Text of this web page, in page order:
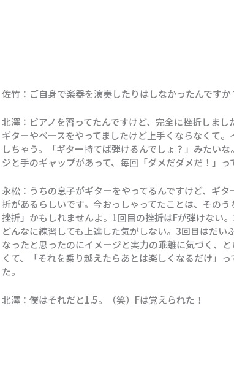
佐竹：ご自身で楽器を演奏したりはしなかったんですか
北澤：ピアノを習ってたんですけど、完全に挫折しまし
ギターやベースをやってましたけど上手くならなくて。
しちゃう。「ギター持てば弾けるんでしょ？」みたいな
ジと手のギャップがあって、毎回「ダメだダメだ！」
永松：うちの息子がギターをやってるんですけど、ギタ
折があるらしいです。今おっしゃってたことは、そのう
挫折」かもしれませんよ。1回目の挫折はFが弾けない
どんなに練習しても上達した気がしない。3回目はだい
なったと思ったのにイメージと実力の乖離に気づく、
くて、「それを乗り越えたらあとは楽しくなるだけ」っ
た。
北澤：僕はそれだと1.5。（笑）Fは覚えられた！